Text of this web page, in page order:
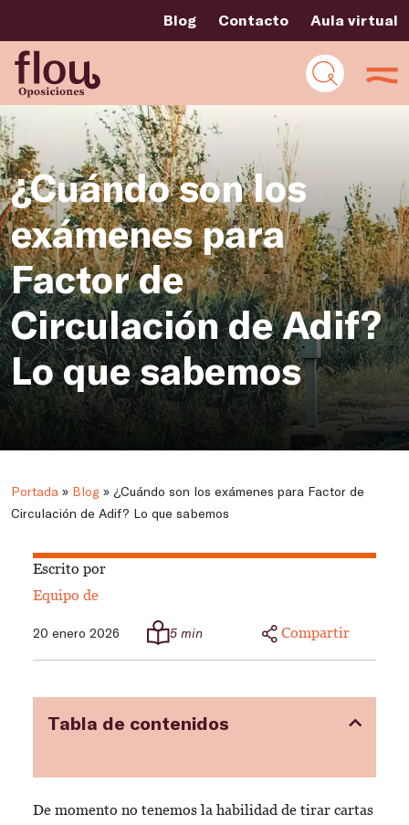
Blog Contacto Aula virtual
¿Cuándo son los
exámenes para
Factor de
Circulación de Adif?
Lo que sabemos
Portada » Blog » ¿Cuándo son los exámenes para Factor de
Circulación de Adif? Lo que sabemos
Escrito por
Equipo de
20 enero 2026 5 min Compartir
Tabla de contenidos
De momento no tenemos la habilidad de tirar cartas